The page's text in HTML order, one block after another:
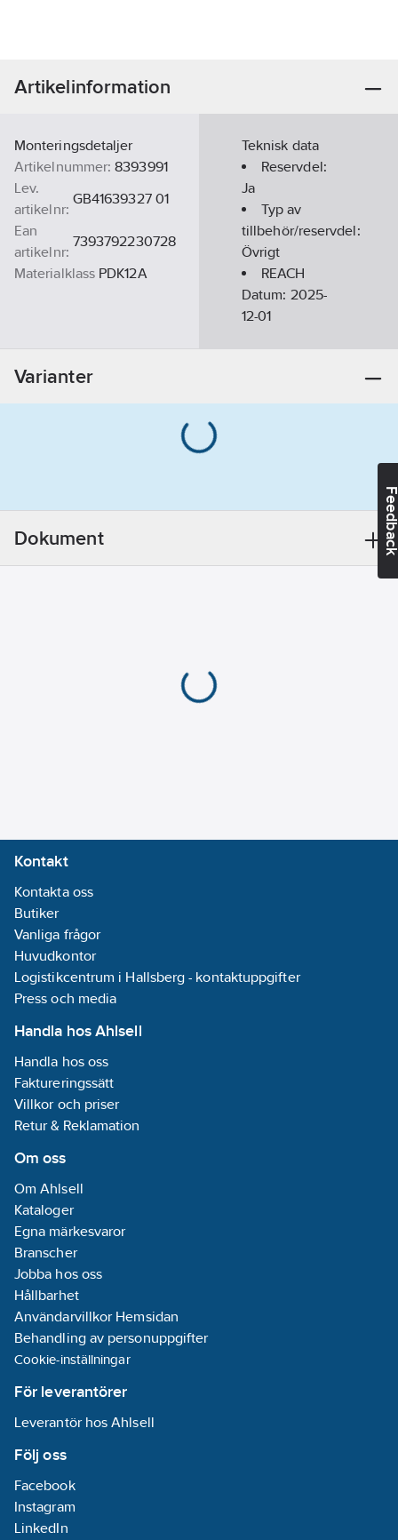
Artikelinformation
Monteringsdetaljer
Artikelnummer: 8393991
Lev.
artikelnr:
GB41639327 01
Ean
artikelnr:
7393792230728
Materialklass PDK12A
Teknisk data
Reservdel:
Ja
Typ av
tillbehör/reservdel:
Övrigt
REACH
Datum: 2025-
12-01
Varianter
Dokument
Kontakt
Kontakta oss
Butiker
Vanliga frågor
Huvudkontor
Logistikcentrum i Hallsberg - kontaktuppgifter
Press och media
Handla hos Ahlsell
Handla hos oss
Faktureringssätt
Villkor och priser
Retur & Reklamation
Om oss
Om Ahlsell
Kataloger
Egna märkesvaror
Branscher
Jobba hos oss
Hållbarhet
Användarvillkor Hemsidan
Behandling av personuppgifter
Cookie-inställningar
För leverantörer
Leverantör hos Ahlsell
Följ oss
Facebook
Instagram
LinkedIn